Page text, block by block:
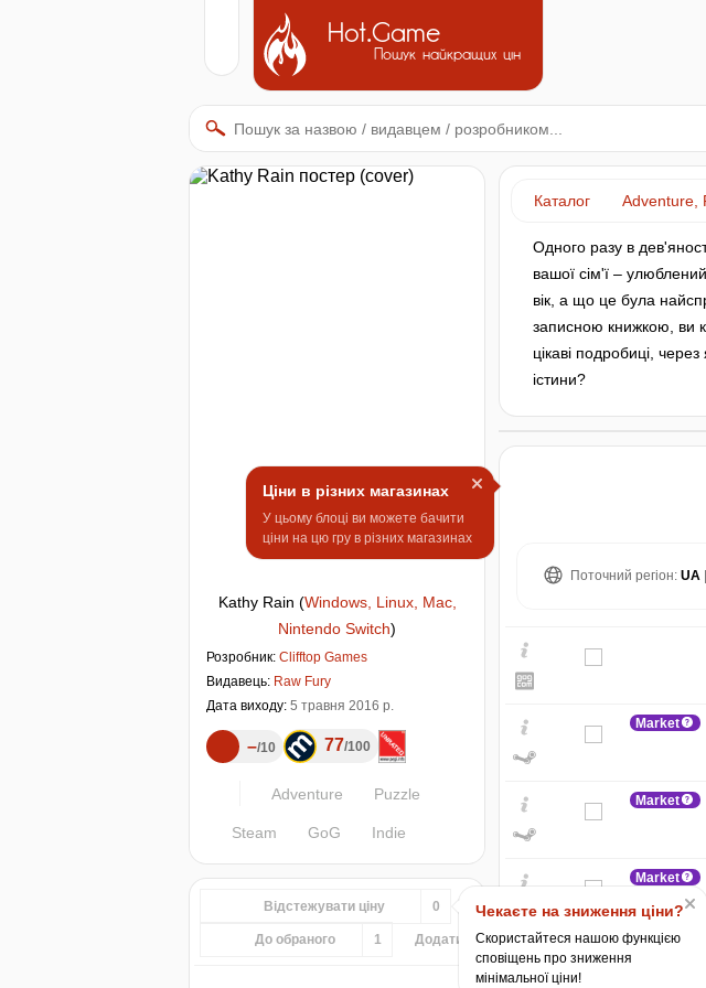
Hot.Game
Пошук найкращих цін
Kathy Rain (Windows, Linux, Mac,
Nintendo Switch)
Розробник: Clifftop Games
Видавець: Raw Fury
Дата виходу: 5 травня 2016 р.
– 10 77 100
Adventure Puzzle
Steam GoG Indie
Відстежувати ціну 0
До обраного 1 Додати...
Каталог Adventure,
Одного разу в
вашої сім'ї –
вік, а що це була
записною книжкою, ви
цікаві подробиці,
істини?
Поточний регіон: UA
Market
Market
Market
50
100
150
Чекаєте на зниження ціни?
Скористайтеся нашою функцією
сповіщень про зниження
мінімальної ціни!
Ціни в різних магазинах
У цьому блоці ви можете бачити
ціни на цю гру в різних магазинах